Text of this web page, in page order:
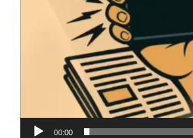
00:00